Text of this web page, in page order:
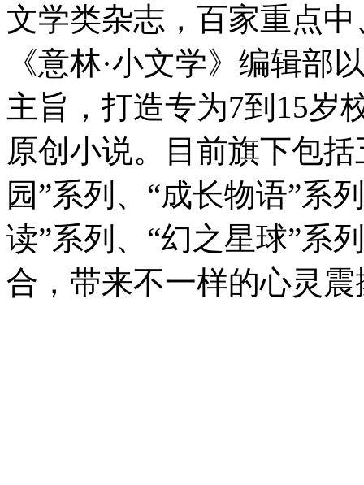
文学类杂志，百家重点
《意林·小文学》编辑部
主旨，打造专为7到15岁
原创小说。目前旗下包
园”系列、“成长物语”系
读”系列、“幻之星球”系
合，带来不一样的心灵震